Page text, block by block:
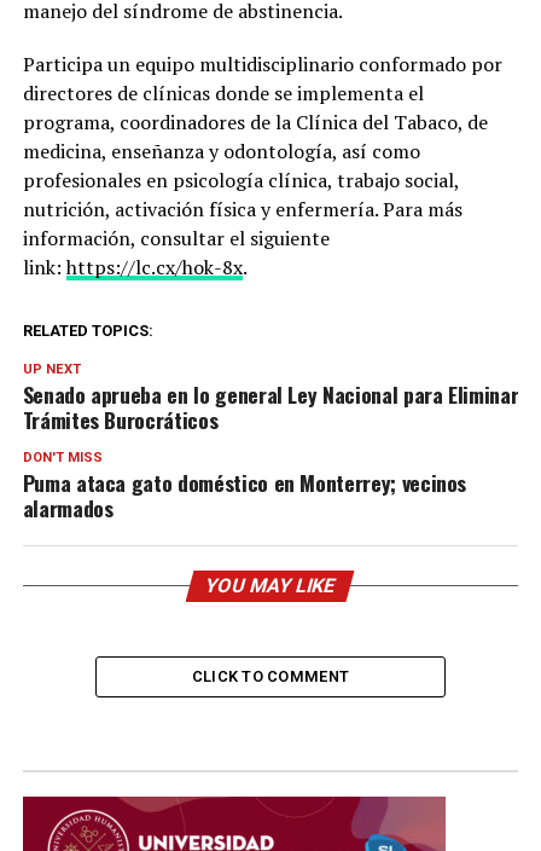
manejo del síndrome de abstinencia.
Participa un equipo multidisciplinario conformado por
directores de clínicas donde se implementa el
programa, coordinadores de la Clínica del Tabaco, de
medicina, enseñanza y odontología, así como
profesionales en psicología clínica, trabajo social,
nutrición, activación física y enfermería. Para más
información, consultar el siguiente
link:https://lc.cx/hok-8x.
RELATED TOPICS:
UP NEXT
Senado aprueba en lo general Ley Nacional para Eliminar
Trámites Burocráticos
DON'T MISS
Puma ataca gato doméstico en Monterrey; vecinos
alarmados
YOU MAY LIKE
CLICK TO COMMENT